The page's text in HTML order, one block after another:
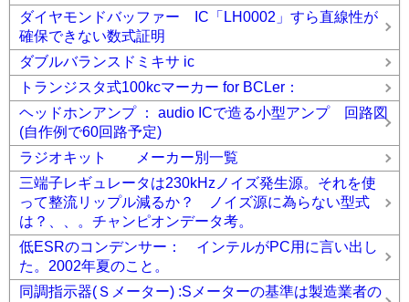
ダイヤモンドバッファー IC「LH0002」すら直線性が
確保できない数式証明
ダブルバランスドミキサ ic
トランジスタ式100kcマーカー for BCLer：
ヘッドホンアンプ ： audio ICで造る小型アンプ 回路図
(自作例で60回路予定)
ラジオキット メーカー別一覧
三端子レギュレータは230kHzノイズ発生源。それを使
って整流リップル減るか？ ノイズ源に為らない型式
は？、、。チャンピオンデータ考。
低ESRのコンデンサー： インテルがPC用に言い出し
た。2002年夏のこと。
同調指示器(Ｓメーター) :Sメーターの基準は製造業者の